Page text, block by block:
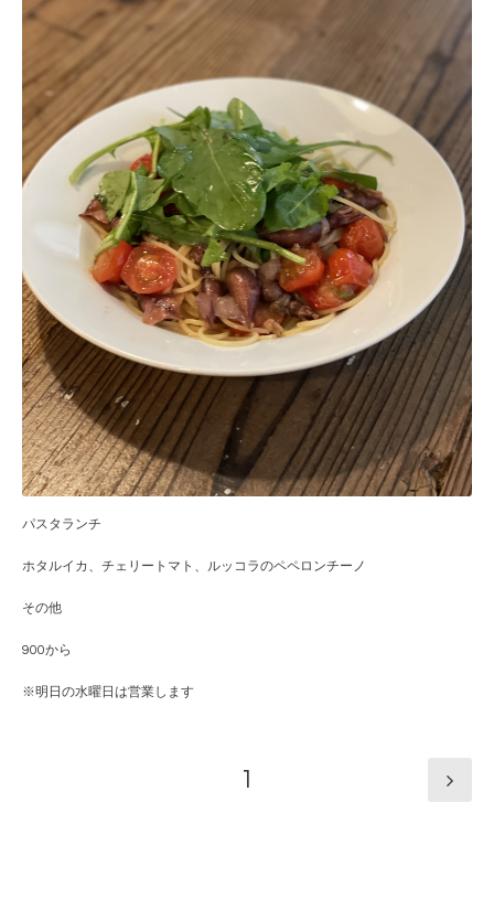
パスタランチ
ホタルイカ、チェリートマト、ルッコラのペペロンチーノ
その他
900から
※明日の水曜日は営業します
1